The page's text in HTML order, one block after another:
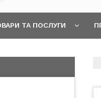
ТА ПОСЛУГИ